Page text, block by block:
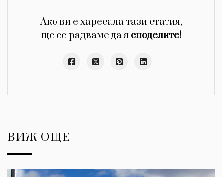
Ако ви е харесала тази статия,
ще се радваме да я споделите!
ВИЖ ОЩЕ